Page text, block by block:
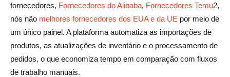
fornecedores, Fornecedores do Alibaba, Fornecedores Temu2,
nós não melhores fornecedores dos EUA e da UE por meio de
um único painel. A plataforma automatiza as importações de
produtos, as atualizações de inventário e o processamento de
pedidos, o que economiza tempo em comparação com fluxos
de trabalho manuais.